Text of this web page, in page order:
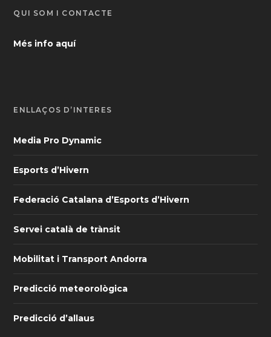
QUI SOM I CONTACTE
Més info aquí
ENLLAÇOS D’INTERÈS
Media Pro Dynamic
Esports d’Hivern
Federació Catalana d’Esports d’Hivern
Servei català de trànsit
Mobilitat i Transport Andorra
Predicció meteorològica
Predicció d’allaus